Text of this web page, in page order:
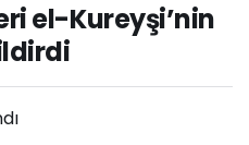
bildirdiel-Kureyşi’nin